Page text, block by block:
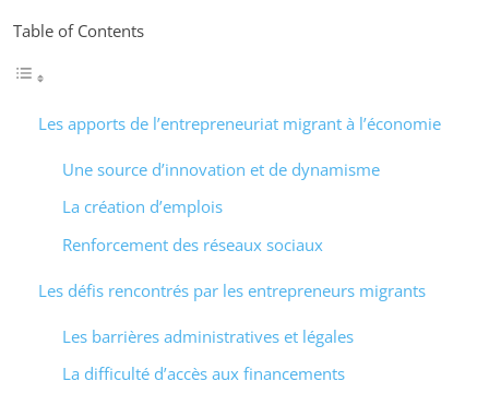
Table of Contents
Les apports de l’entrepreneuriat migrant à l’économie
Une source d’innovation et de dynamisme
La création d’emplois
Renforcement des réseaux sociaux
Les défis rencontrés par les entrepreneurs migrants
Les barrières administratives et légales
La difficulté d’accès aux financements